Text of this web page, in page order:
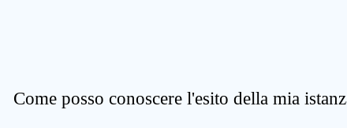
Come posso conoscere l'esito della mia